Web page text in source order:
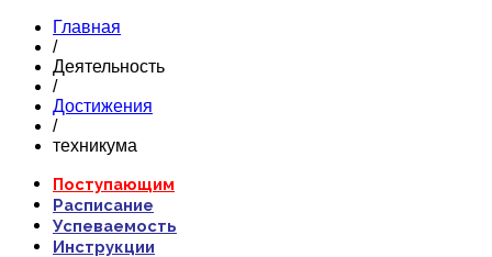
Главная
/
Деятельность
/
Достижения
/
техникума
Поступающим
Расписание
Успеваемость
Инструкции